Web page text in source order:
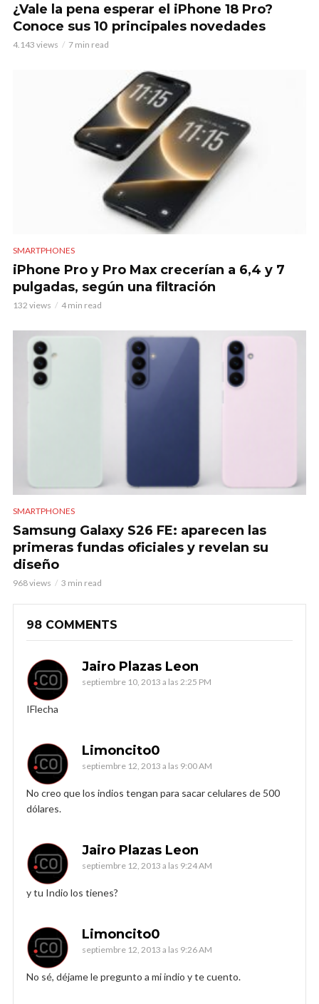
¿Vale la pena esperar el iPhone 18 Pro?
Conoce sus 10 principales novedades
4.143 views 7 min read
SMARTPHONES
iPhone Pro y Pro Max crecerían a 6,4 y 7
pulgadas, según una filtración
132 views 4 min read
SMARTPHONES
Samsung Galaxy S26 FE: aparecen las
primeras fundas oficiales y revelan su
diseño
968 views 3 min read
98 COMMENTS
Jairo Plazas Leon
septiembre 10, 2013 a las 2:25 PM
IFlecha
Limoncito0
septiembre 12, 2013 a las 9:00 AM
No creo que los indios tengan para sacar celulares de 500
dólares.
Jairo Plazas Leon
septiembre 12, 2013 a las 9:24 AM
y tu Indio los tienes?
Limoncito0
septiembre 12, 2013 a las 9:26 AM
No sé, déjame le pregunto a mi indio y te cuento.